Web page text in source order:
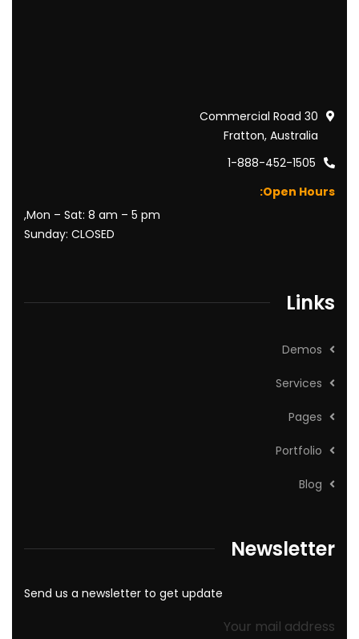
30 Commercial Road
Fratton, Australia
1-888-452-1505
Open Hours:
Mon – Sat: 8 am – 5 pm,
Sunday: CLOSED
Links
Demos
Services
Pages
Portfolio
Blog
Newsletter
Send us a newsletter to get update
Your mail address